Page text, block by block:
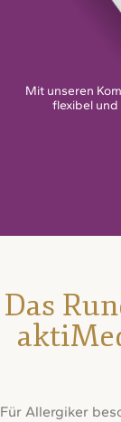
Mit unseren
flexibel
Das
Für Allergiker